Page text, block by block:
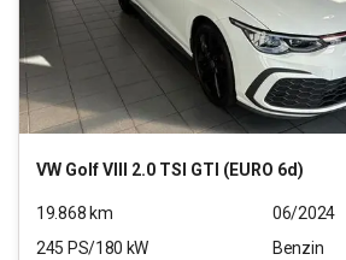
VW Golf VIII 2.0 TSI GTI (EURO 6d)
19.868 km
06/2024
245 PS/180 kW
Benzin